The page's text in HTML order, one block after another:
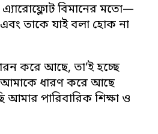
বিমানের মতো—
তাকে যাই বলা হোক না
করে আছে, তা’ই হচ্ছে
‘ আমাকে ধারণ করে আছে
পারিবারিক শিক্ষা ও